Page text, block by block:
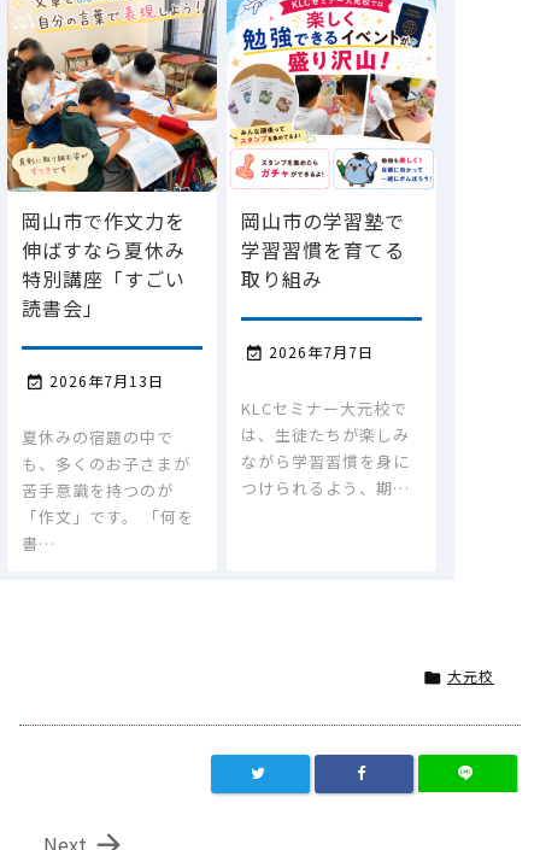
岡山市で作文力を
伸ばすなら夏休み
特別講座「すごい
読書会」
 2026年7月13日
夏休みの宿題の中で
も、多くのお子さまが
苦手意識を持つのが
「作文」です。 「何を
書…
岡山市の学習塾で
学習習慣を育てる
取り組み
 2026年7月7日
KLCセミナー大元校で
は、生徒たちが楽しみ
ながら学習習慣を身に
つけられるよう、期…
 大元校
Next